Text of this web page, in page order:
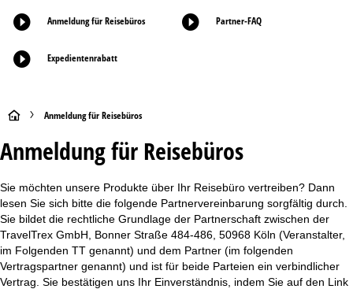
Anmeldung für Reisebüros Partner-FAQ
Expedientenrabatt
S
t
r
s
Anmeldung für Reisebüros
Anmeldung für Reisebüros
Sie möchten unsere Produkte über Ihr Reisebüro vertreiben? Dann
lesen Sie sich bitte die folgende Partnervereinbarung sorgfältig durch.
Sie bildet die rechtliche Grundlage der Partnerschaft zwischen der
TravelTrex GmbH, Bonner Straße 484-486, 50968 Köln (Veranstalter,
im Folgenden TT genannt) und dem Partner (im folgenden
Vertragspartner genannt) und ist für beide Parteien ein verbindlicher
Vertrag. Sie bestätigen uns Ihr Einverständnis, indem Sie auf den Link